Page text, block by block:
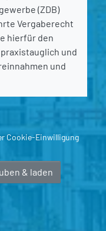
(ZDB)
Vergaberecht
hierfür den
und
und
Cookie-Einwilligung
& laden